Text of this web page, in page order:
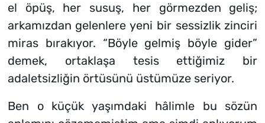
el öpüş, her susuş, her görmezden geliş;
arkamızdan gelenlere yeni bir sessizlik zinciri
miras bırakıyor. “Böyle gelmiş böyle gider”
demek, ortaklaşa tesis ettiğimiz bir
adaletsizliğin örtüsünü üstümüze seriyor.
Ben o küçük yaşımdaki hâlimle bu sözün